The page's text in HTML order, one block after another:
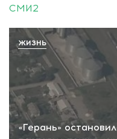
СМИ2
«Герань»
ЖИЗНЬ